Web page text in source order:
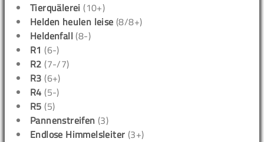
Tierquälerei (10+)
Helden heulen leise (8/8+)
Heldenfall (8-)
R1 (6-)
R2 (7-/7)
R3 (6+)
R4 (5-)
R5 (5)
Pannenstreifen (3)
Endlose Himmelsleiter (3+)